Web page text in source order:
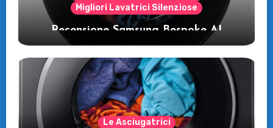
Migliori Lavatrici Silenziose
Recensione Samsung Bespoke AI
WW11DB7B94GE/U3: la lavatrice
intelligente che fa risparmiare
Le Asciugatrici